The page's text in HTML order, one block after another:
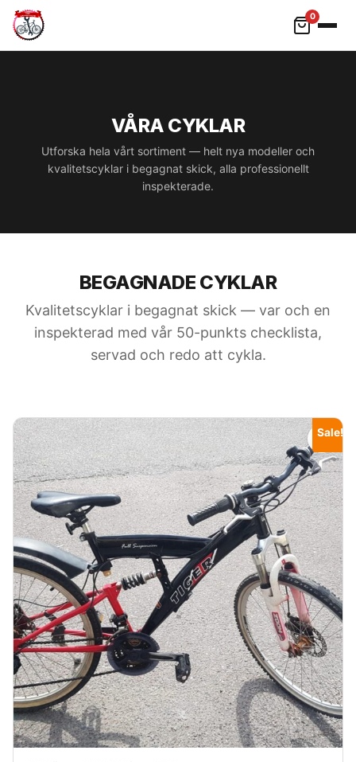
0
VÅRA CYKLAR
Utforska hela vårt sortiment — helt nya modeller och
kvalitetscyklar i begagnat skick, alla professionellt
inspekterade.
BEGAGNADE CYKLAR
Kvalitetscyklar i begagnat skick — var och en
inspekterad med vår 50-punkts checklista,
servad och redo att cykla.
Sale!